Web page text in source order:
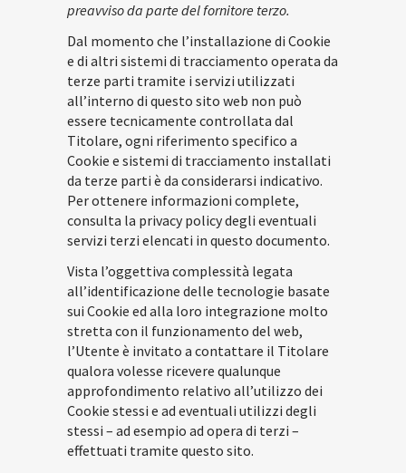
preavviso da parte del fornitore terzo.
Dal momento che l’installazione di Cookie
e di altri sistemi di tracciamento operata da
terze parti tramite i servizi utilizzati
all’interno di questo sito web non può
essere tecnicamente controllata dal
Titolare, ogni riferimento specifico a
Cookie e sistemi di tracciamento installati
da terze parti è da considerarsi indicativo.
Per ottenere informazioni complete,
consulta la privacy policy degli eventuali
servizi terzi elencati in questo documento.
Vista l’oggettiva complessità legata
all’identificazione delle tecnologie basate
sui Cookie ed alla loro integrazione molto
stretta con il funzionamento del web,
l’Utente è invitato a contattare il Titolare
qualora volesse ricevere qualunque
approfondimento relativo all’utilizzo dei
Cookie stessi e ad eventuali utilizzi degli
stessi – ad esempio ad opera di terzi –
effettuati tramite questo sito.